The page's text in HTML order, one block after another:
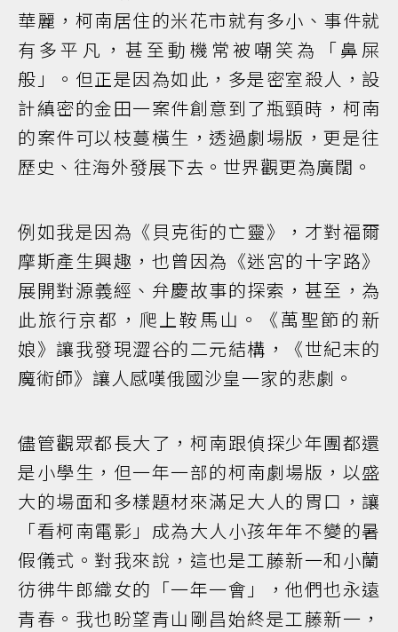
華麗，柯南居住的米花市就有多小、事件就
有多平凡，甚至動機常被嘲笑為「鼻屎
般」。但正是因為如此，多是密室殺人，設
計縝密的金田一案件創意到了瓶頸時，柯南
的案件可以枝蔓橫生，透過劇場版，更是往
歷史、往海外發展下去。世界觀更為廣闊。
例如我是因為《貝克街的亡靈》，才對福爾
摩斯產生興趣，也曾因為《迷宮的十字路》
展開對源義經、弁慶故事的探索，甚至，為
此旅行京都，爬上鞍馬山。《萬聖節的新
娘》讓我發現澀谷的二元結構，《世紀末的
魔術師》讓人感嘆俄國沙皇一家的悲劇。
儘管觀眾都長大了，柯南跟偵探少年團都還
是小學生，但一年一部的柯南劇場版，以盛
大的場面和多樣題材來滿足大人的胃口，讓
「看柯南電影」成為大人小孩年年不變的暑
假儀式。對我來說，這也是工藤新一和小蘭
彷彿牛郎織女的「一年一會」，他們也永遠
青春。我也盼望青山剛昌始終是工藤新一，